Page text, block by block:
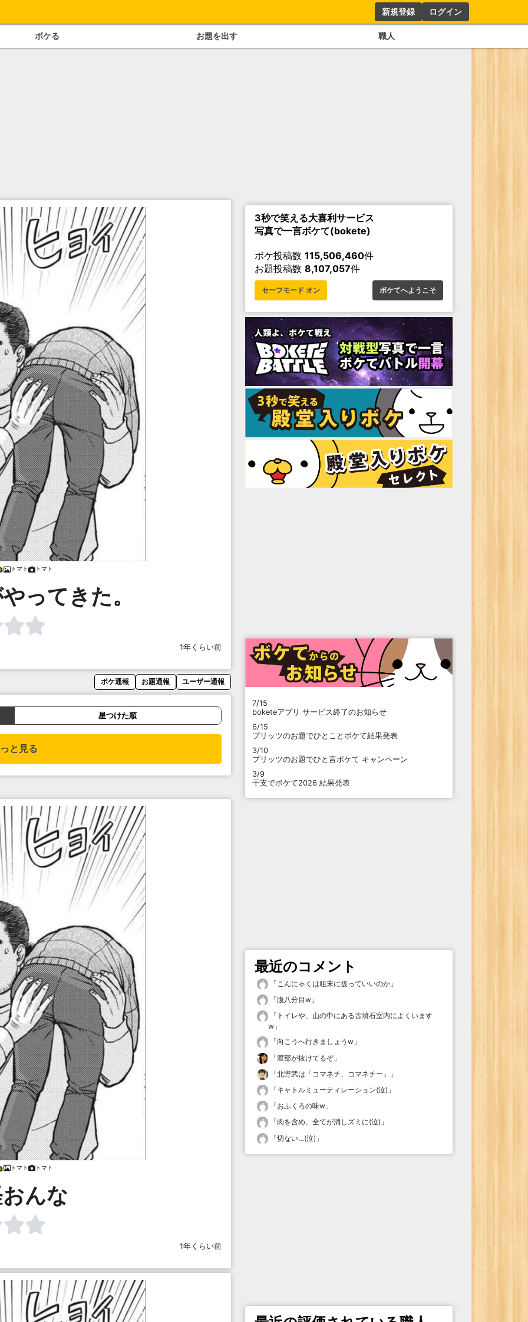
新規登録 ログイン
ボケる お題を出す 職人
トマト トマト
ってきた。
1年くらい前
ボケ通報 お題通報 ユーザー通報
星つけた順
と見る
トマト トマト
んな
1年くらい前
3秒で笑える大喜利サービス
写真で一言ボケて(bokete)
ボケ投稿数 115,506,460件
お題投稿数 8,107,057件
セーフモード オン ボケてへようこそ
7/15
boketeアプリ サービス終了のお知らせ
6/15
プリッツのお題でひとことボケて結果発表
3/10
プリッツのお題でひと言ボケて キャンペーン
3/9
干支でボケて2026 結果発表
最近のコメント
「こんにゃくは粗末に扱っていいのか 」
「腹八分目w 」
「 トイレや、山の中にある古墳石室内によくいます
w 」
「向こうへ行きましょうw 」
「渡部が抜けてるぞ」
「北野武は「コマネチ、コマネチー」
」
「キャトルミューティレーション(泣) 」
「おふくろの味w 」
「肉を含め、全てが消しズミに(泣) 」
「切ない…(泣) 」